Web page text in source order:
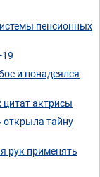
пенсионных
и понадеялся
цитат актрисы
открыла тайну
рук применять